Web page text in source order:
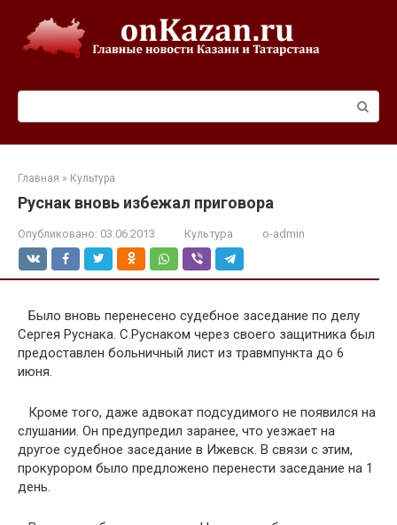
контенту
Главная » Культура
Руснак вновь избежал приговора
Опубликовано: 03.06.2013 Культура o-admin
Было вновь перенесено судебное заседание по делу
Сергея Руснака. С.Руснаком через своего защитника был
предоставлен больничный лист из травмпункта до 6
июня.
Кроме того, даже адвокат подсудимого не появился на
слушании. Он предупредил заранее, что уезжает на
другое судебное заседание в Ижевск. В связи с этим,
прокурором было предложено перенести заседание на 1
день.